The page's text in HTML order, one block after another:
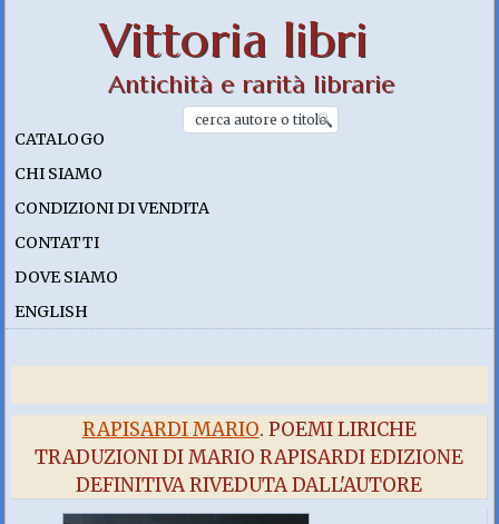
Vittoria libri
Antichità e rarità librarie
CATALOGO
CHI SIAMO
CONDIZIONI DI VENDITA
CONTATTI
DOVE SIAMO
ENGLISH
RAPISARDI MARIO. POEMI LIRICHE
TRADUZIONI DI MARIO RAPISARDI EDIZIONE
DEFINITIVA RIVEDUTA DALL'AUTORE